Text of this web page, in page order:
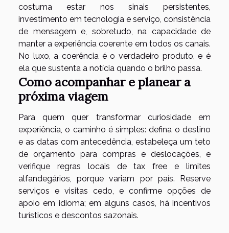
costuma estar nos sinais persistentes,
investimento em tecnologia e serviço, consistência
de mensagem e, sobretudo, na capacidade de
manter a experiência coerente em todos os canais.
No luxo, a coerência é o verdadeiro produto, e é
ela que sustenta a notícia quando o brilho passa.
Como acompanhar e planear a
próxima viagem
Para quem quer transformar curiosidade em
experiência, o caminho é simples: defina o destino
e as datas com antecedência, estabeleça um teto
de orçamento para compras e deslocações, e
verifique regras locais de tax free e limites
alfandegários, porque variam por país. Reserve
serviços e visitas cedo, e confirme opções de
apoio em idioma; em alguns casos, há incentivos
turísticos e descontos sazonais.